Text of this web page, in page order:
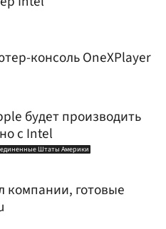
консоль OneXPlayer
будет производить
с Intel
Штаты Америки
компании, готовые